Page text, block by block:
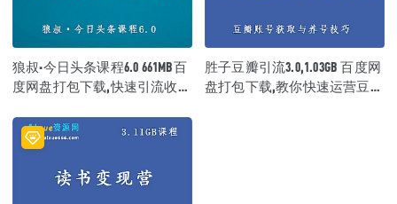
狼叔·今日头条课程6.0 661MB百
度网盘打包下载,快速引流收入
胜子豆瓣引流3.0,1.03GB 百度网
盘打包下载,教你快速运营豆瓣